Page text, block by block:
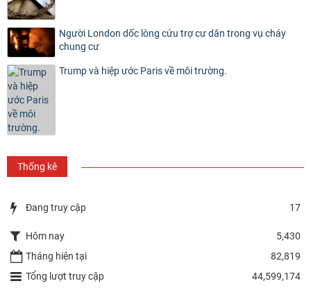
Người London dốc lòng cứu trợ cư dân trong vụ cháy
chung cư
Trump và hiệp ước Paris về môi trường.
Thống kê
Đang truy cập 17
Hôm nay
5,430
Tháng hiện tại
82,819
Tổng lượt truy cập
44,599,174